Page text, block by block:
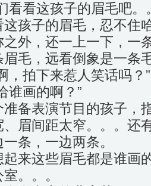
看看这孩子的眉毛吧。
孩子的眉毛，忍不住
之外，还一上一下，一
眉毛，远看倒象是一条
，拍下来惹人笑话吗？”
谁画的啊？”
备表演节目的孩子，
眉间距太窄。。。还
条，一边两条。
来这些眉毛都是谁画
。。。